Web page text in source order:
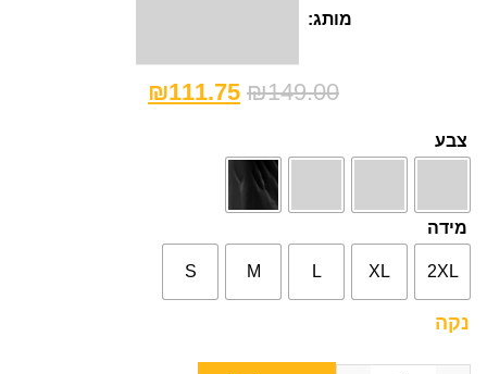
מותג:
₪149.00
₪111.75
צבע
מידה
2XL
XL
L
M
S
נקה